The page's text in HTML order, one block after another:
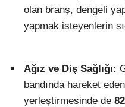
olan branş, dengeli
yapmak isteyenlerin
Ağız ve Diş Sağlığı:
bandında hareket
yerleştirmesinde de